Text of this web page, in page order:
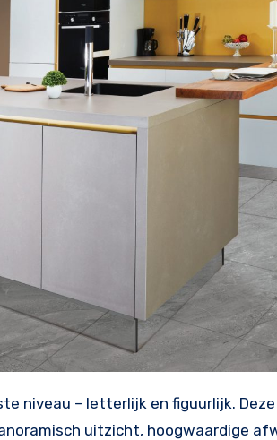
uitzicht, hoogwaardige